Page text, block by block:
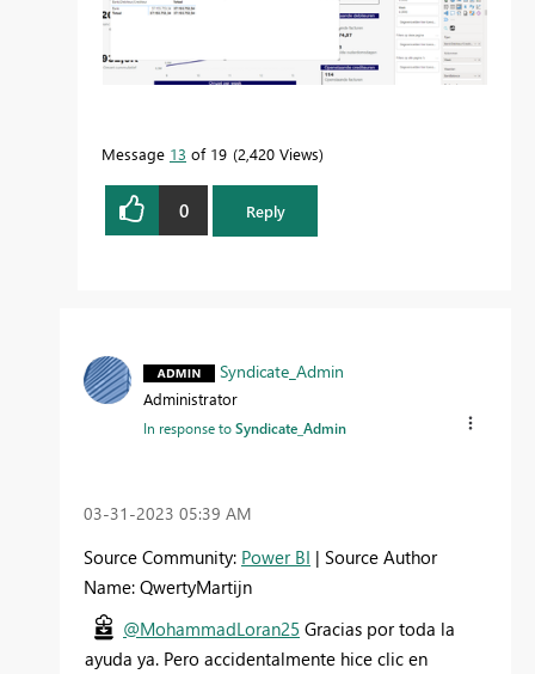
Message 13 of 19 2,420 Views
0 Reply
Syndicate_Admin
Administrator
In response toSyndicate_Admin
‎03-31-2023 05:39 AM
Source Community: Power BI | Source Author
Name: QwertyMartijn
@MohammadLoran25 Gracias por toda la
ayuda ya. Pero accidentalmente hice clic en